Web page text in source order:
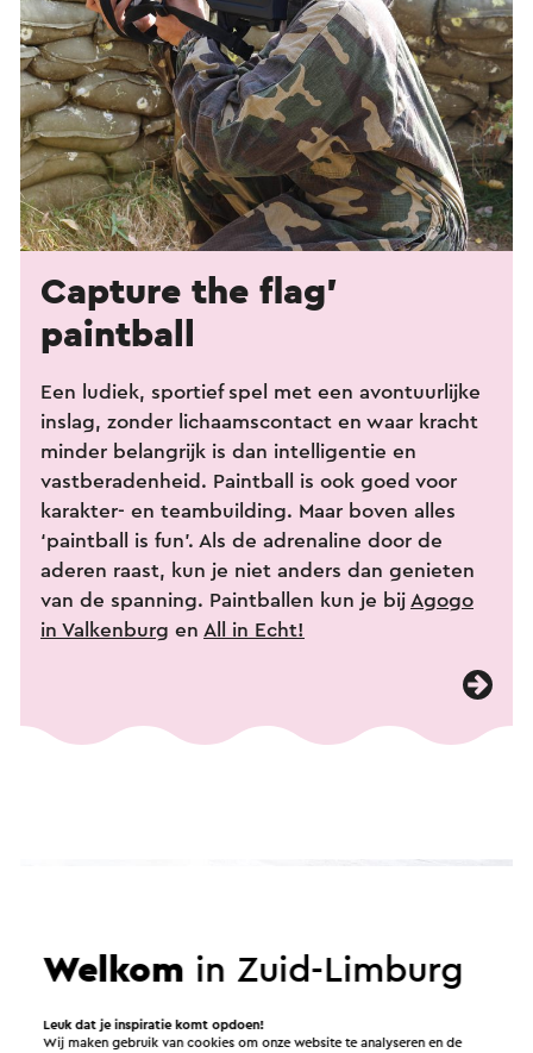
Capture the flag’
paintball
Een ludiek, sportief spel met een avontuurlijke
inslag, zonder lichaamscontact en waar kracht
minder belangrijk is dan intelligentie en
vastberadenheid. Paintball is ook goed voor
karakter- en teambuilding. Maar boven alles
‘paintball is fun’. Als de adrenaline door de
aderen raast, kun je niet anders dan genieten
van de spanning. Paintballen kun je bij Agogo
in Valkenburg en All in Echt!
Welkom in Zuid-Limburg
Leuk dat je inspiratie komt opdoen!
Wij maken gebruik van cookies om onze website te analyseren en de